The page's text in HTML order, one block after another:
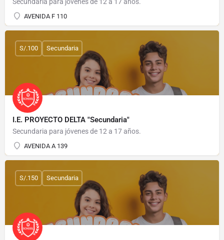
AVENIDA F 110
I.E. PROYECTO DELTA "Secundaria"
Secundaria para jóvenes de 12 a 17 años.
AVENIDA A 139
S/.100 Secundaria
S/.150 Secundaria